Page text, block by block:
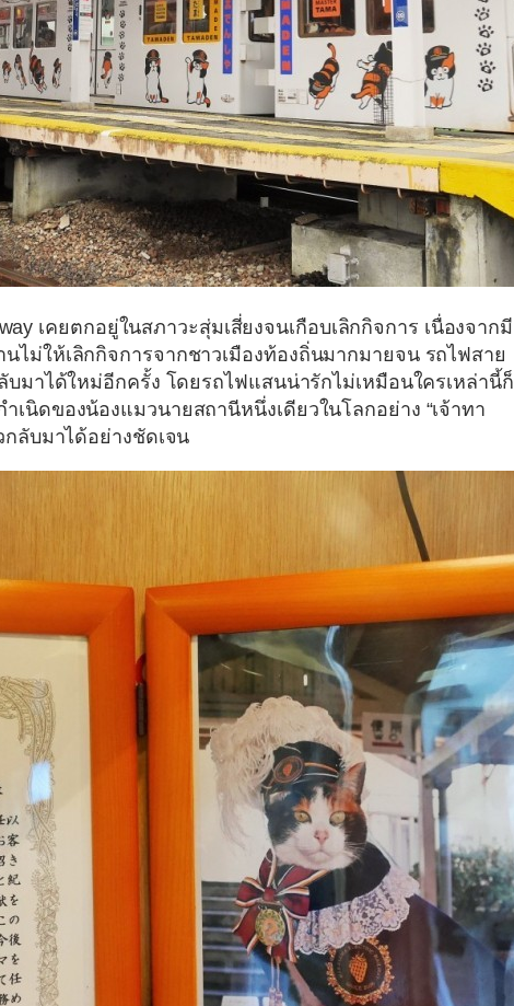
เคยตกอยู่ในสภาวะสุ่มเสี่ยงจนเกือบเลิกกิจการ เนื่องจากมี
ไม่ให้เลิกกิจการจากชาวเมืองท้องถิ่นมากมายจน รถไฟสาย
บมาได้ใหม่อีกครั้ง โดยรถไฟแสนน่ารักไม่เหมือนใครเหล่านี้ก็
เนิดของน้องแมวนายสถานีหนึ่งเดียวในโลกอย่าง “เจ้าทา
ลับมาได้อย่างชัดเจน